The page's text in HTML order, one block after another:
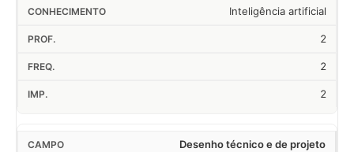
Inteligência artificial
2
2
2
Desenho técnico e de projeto